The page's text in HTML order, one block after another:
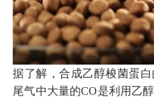
据了解，合成乙醇梭菌蛋
尾气中大量的CO是利用乙